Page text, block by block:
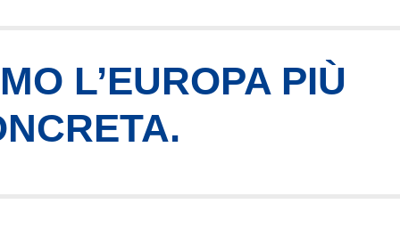
L’EUROPA PIÙ